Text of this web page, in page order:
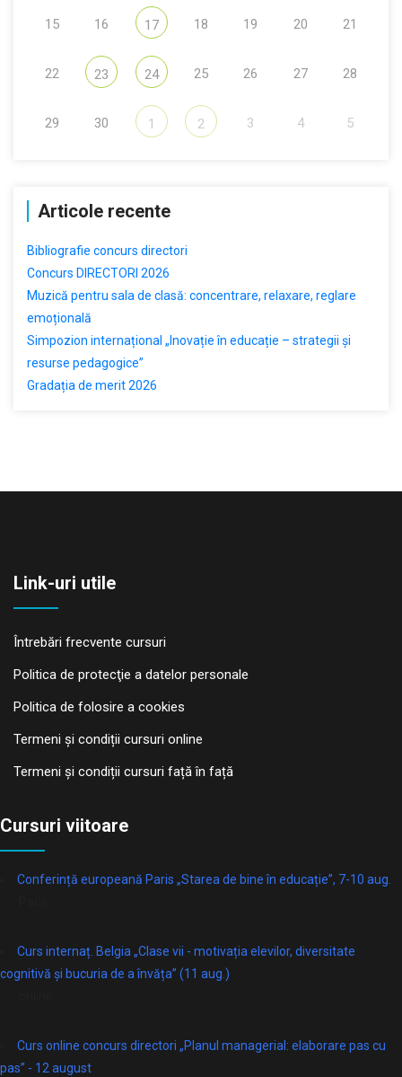
15 16 17 18 19 20 21
22 23 24 25 26 27 28
29 30 1 2 3 4 5
Articole recente
Bibliografie concurs directori
Concurs DIRECTORI 2026
Muzică pentru sala de clasă: concentrare, relaxare, reglare
emoțională
Simpozion internațional „Inovație în educație – strategii și
resurse pedagogice”
Gradația de merit 2026
Link-uri utile
Întrebări frecvente cursuri
Politica de protecţie a datelor personale
Politica de folosire a cookies
Termeni și condiții cursuri online
Termeni și condiții cursuri față în față
Cursuri viitoare
Conferință europeană Paris „Starea de bine în educație”, 7-10 aug.
Curs internaț. Belgia „Clase vii - motivația elevilor, diversitate
cognitivă și bucuria de a învăța” (11 aug.)
Curs online concurs directori „Planul managerial: elaborare pas cu
pas” - 12 august